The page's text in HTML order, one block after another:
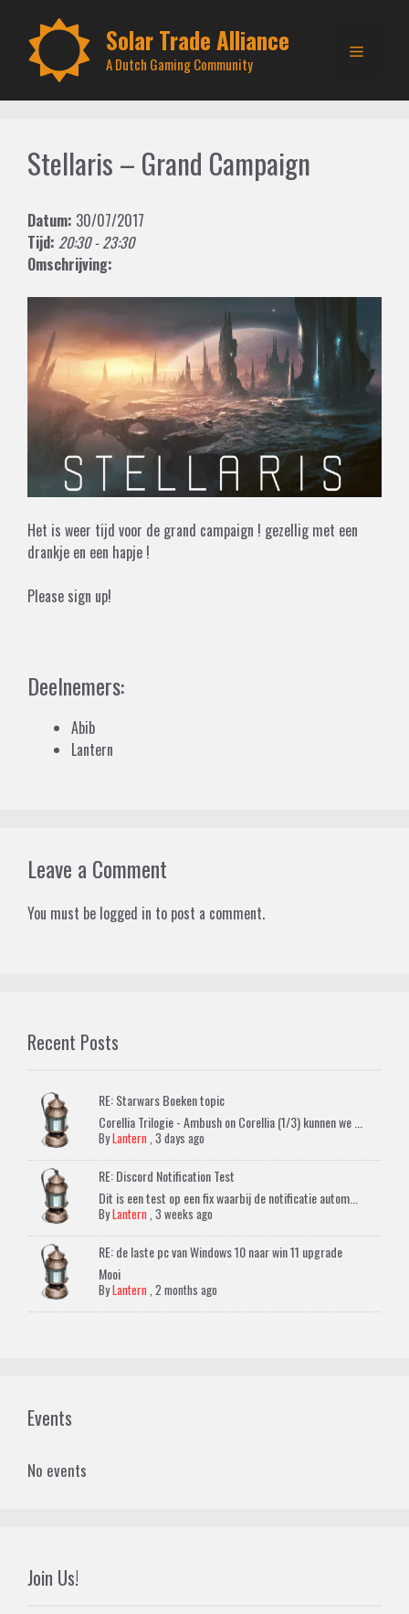
content
Solar Trade Alliance
A Dutch Gaming Community
Menu
Stellaris – Grand Campaign
Datum: 30/07/2017
Tijd: 20:30 - 23:30
Omschrijving:
Het is weer tijd voor de grand campaign ! gezellig met een
drankje en een hapje !
Please sign up!
Deelnemers:
Abib
Lantern
Leave a Comment
You must be logged in to post a comment.
Recent Posts
RE: Starwars Boeken topic
Corellia Trilogie - Ambush on Corellia (1/3) kunnen we ...
ByLantern ,3 days ago
RE: Discord Notification Test
Dit is een test op een fix waarbij de notificatie autom...
ByLantern ,3 weeks ago
RE: de laste pc van Windows 10 naar win 11 upgrade
Mooi
ByLantern ,2 months ago
Events
No events
Join Us!